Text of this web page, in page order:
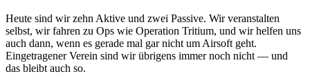
Heute sind wir zehn Aktive und zwei Passive. Wir veranstalten
selbst, wir fahren zu Ops wie Operation Tritium, und wir helfen uns
auch dann, wenn es gerade mal gar nicht um Airsoft geht.
Eingetragener Verein sind wir übrigens immer noch nicht — und
das bleibt auch so.